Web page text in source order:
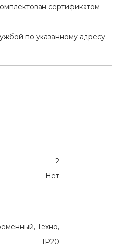
сертификатом
по указанному адресу
2
Нет
Техно,
IP20